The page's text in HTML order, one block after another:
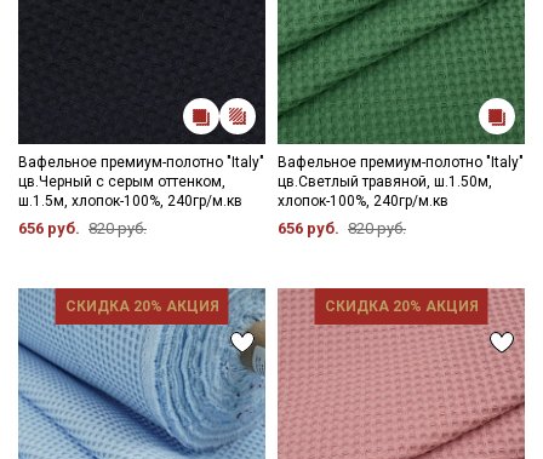
Вафельное премиум-полотно "Italy"
цв.Черный с серым оттенком,
ш.1.5м, хлопок-100%, 240гр/м.кв
656 руб. 820 руб.
Вафельное премиум-полотно "Italy"
цв.Светлый травяной, ш.1.50м,
хлопок-100%, 240гр/м.кв
656 руб. 820 руб.
СКИДКА 20% АКЦИЯ СКИДКА 20% АКЦИЯ
Подписаться
данных
ДаюСогласие на получение рекламных и
информационных рассылок